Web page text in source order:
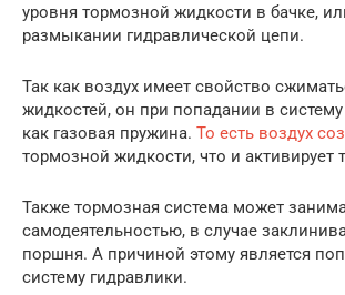
уровня тормозной жидкости в бачке,
размыкании гидравлической цепи.
Так как воздух имеет свойство
жидкостей, он при попадании в
как газовая пружина. То есть воздух
тормозной жидкости, что и активирует
Также тормозная система может
самодеятельностью, в случае
поршня. А причиной этому является
систему гидравлики.